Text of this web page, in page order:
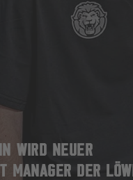
WIRD NEUER
MANAGER DER